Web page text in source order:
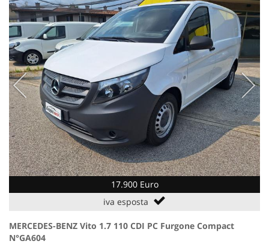
17.900 Euro
iva esposta
MERCEDES-BENZ Vito 1.7 110 CDI PC Furgone Compact
N°GA604